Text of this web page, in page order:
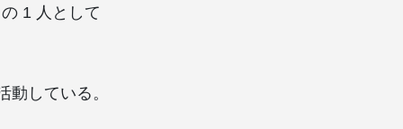
1 人として
している。